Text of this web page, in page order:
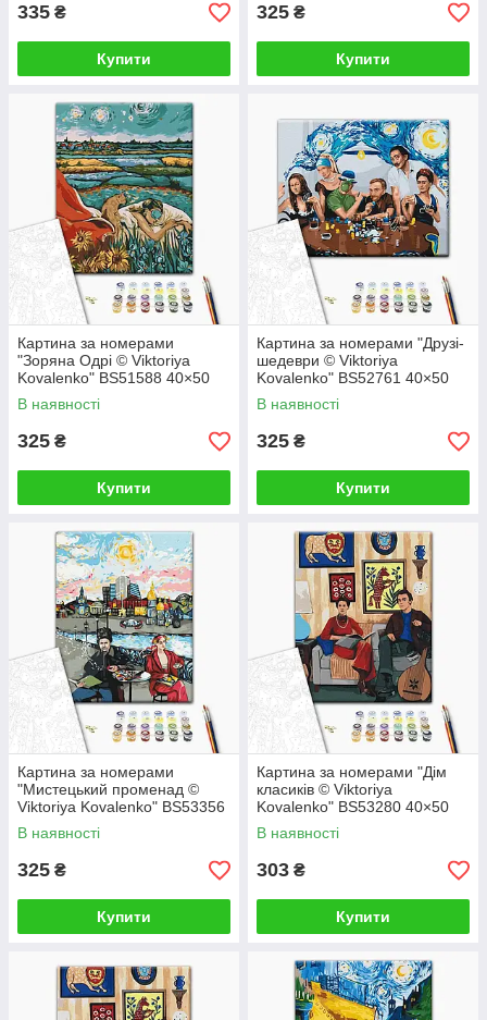
335 ₴
Купити
325 ₴
Купити
Картина за номерами
"Зоряна Одрі © Viktoriya
Kovalenko" BS51588 40×50
см
В наявності
325 ₴
Купити
Картина за номерами "Друзі-
шедеври © Viktoriya
Kovalenko" BS52761 40×50
см
В наявності
325 ₴
Купити
Картина за номерами
"Мистецький променад ©
Viktoriya Kovalenko" BS53356
40×50 см
В наявності
325 ₴
Купити
Картина за номерами "Дім
класиків © Viktoriya
Kovalenko" BS53280 40×50
см
В наявності
303 ₴
Купити